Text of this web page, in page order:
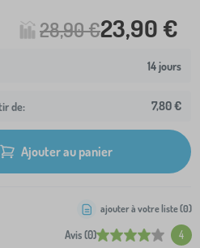
28,90 €23,90 €
14 jours
de: 7,80 €
Ajouter au panier
Avis (0) 4
ajouter à votre liste (0)